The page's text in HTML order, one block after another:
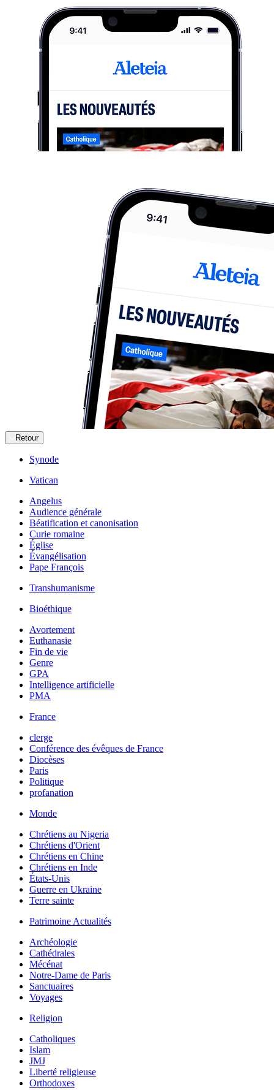
Retour
Synode
Vatican
Angelus
Audience générale
Béatification et canonisation
Curie romaine
Église
Évangélisation
Pape François
Transhumanisme
Bioéthique
Avortement
Euthanasie
Fin de vie
Genre
GPA
Intelligence artificielle
PMA
France
clerge
Conférence des évêques de France
Diocèses
Paris
Politique
profanation
Monde
Chrétiens au Nigeria
Chrétiens d'Orient
Chrétiens en Chine
Chrétiens en Inde
États-Unis
Guerre en Ukraine
Terre sainte
Patrimoine Actualités
Archéologie
Cathédrales
Mécénat
Notre-Dame de Paris
Sanctuaires
Voyages
Religion
Catholiques
Islam
JMJ
Liberté religieuse
Orthodoxes